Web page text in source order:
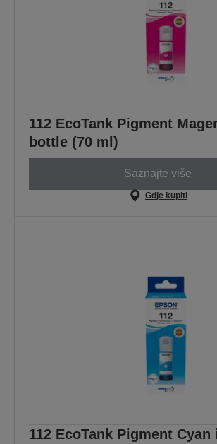
112 EcoTank Pigment
bottle (70 ml)
Saznajte više
Gdje kupiti
112 EcoTank Pigment